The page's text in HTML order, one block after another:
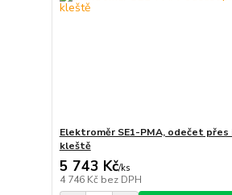
Elektroměr SE1-PMA, odečet
kleště
5 743 Kč/ks
4 746 Kč bez DPH